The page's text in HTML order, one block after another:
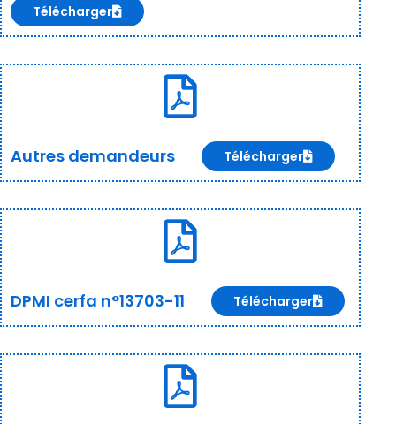
Télécharger
Autres demandeurs Télécharger
DPMI cerfa n°13703-11 Télécharger